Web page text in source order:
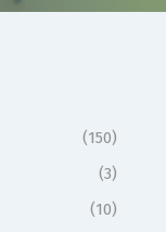
(150)
(3)
(10)